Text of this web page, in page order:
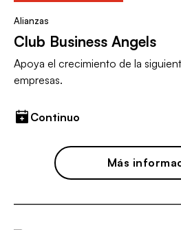
Alianzas
Club Business Angels
Apoya el crecimiento de la
empresas.
Continuo
Más